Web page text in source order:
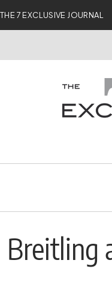
THE 7 EXCLUSIVE JOURNAL
Breitling